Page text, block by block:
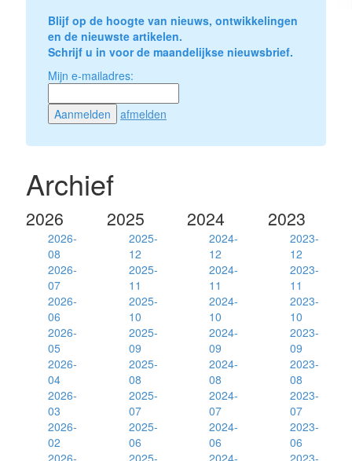
Blijf op de hoogte van nieuws, ontwikkelingen
en de nieuwste artikelen.
Schrijf u in voor de maandelijkse nieuwsbrief.
Mijn e-mailadres:
afmelden
Archief
2026
2026-
08
2026-
07
2026-
06
2026-
05
2026-
04
2026-
03
2026-
02
2026-
2025
2025-
12
2025-
11
2025-
10
2025-
09
2025-
08
2025-
07
2025-
06
2025-
2024
2024-
12
2024-
11
2024-
10
2024-
09
2024-
08
2024-
07
2024-
06
2024-
2023
2023-
12
2023-
11
2023-
10
2023-
09
2023-
08
2023-
07
2023-
06
2023-